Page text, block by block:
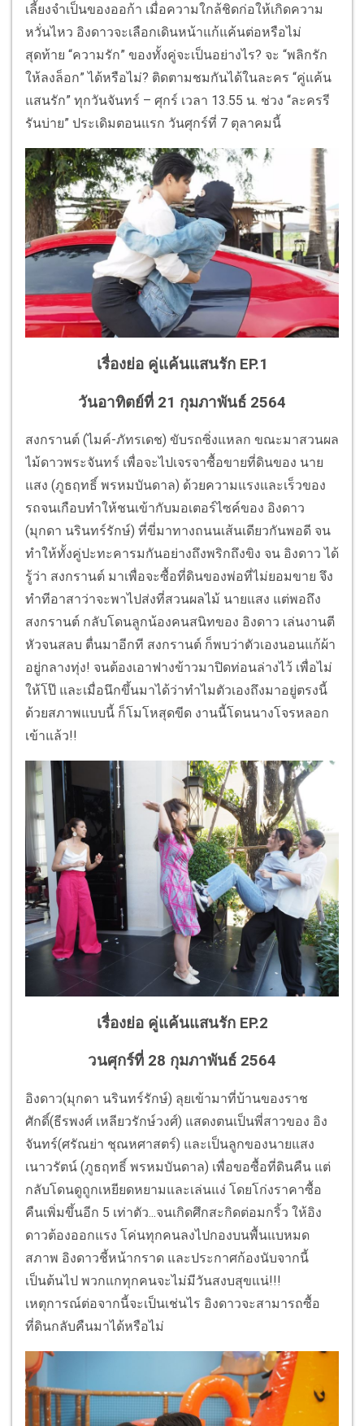
เลี้ยงจำเป็นของออก้า เมื่อความใกล้ชิดก่อให้เกิดความ
หวั่นไหว อิงดาวจะเลือกเดินหน้าแก้แค้นต่อหรือไม่
สุดท้าย “ความรัก” ของทั้งคู่จะเป็นอย่างไร? จะ “พลิกรัก
ให้ลงล็อก” ได้หรือไม่? ติดตามชมกันได้ในละคร “คู่แค้น
แสนรัก” ทุกวันจันทร์ – ศุกร์ เวลา 13.55 น. ช่วง “ละครรี
รันบ่าย” ประเดิมตอนแรก วันศุกร์ที่ 7 ตุลาคมนี้
เรื่องย่อ คู่แค้นแสนรัก EP.1
วันอาทิตย์ที่ 21 กุมภาพันธ์ 2564
สงกรานต์ (ไมค์-ภัทรเดช) ขับรถซิ่งแหลก ขณะมาสวนผล
ไม้ดาวพระจันทร์ เพื่อจะไปเจรจาซื้อขายที่ดินของ นาย
แสง (ภูธฤทธิ์ พรหมบันดาล) ด้วยความแรงและเร็วของ
รถจนเกือบทำให้ชนเข้ากับมอเตอร์ไซค์ของ อิงดาว
(มุกดา นรินทร์รักษ์) ที่ขี่มาทางถนนเส้นเดียวกันพอดี จน
ทำให้ทั้งคู่ปะทะคารมกันอย่างถึงพริกถึงขิง จน อิงดาว ได้
รู้ว่า สงกรานต์ มาเพื่อจะซื้อที่ดินของพ่อที่ไม่ยอมขาย จึง
ทำทีอาสาว่าจะพาไปส่งที่สวนผลไม้ นายแสง แต่พอถึง
สงกรานต์ กลับโดนลูกน้องคนสนิทของ อิงดาว เล่นงานตี
หัวจนสลบ ตื่นมาอีกที สงกรานต์ ก็พบว่าตัวเองนอนแก้ผ้า
อยู่กลางทุ่ง! จนต้องเอาฟางข้าวมาปิดท่อนล่างไว้ เพื่อไม่
ให้โป๊ และเมื่อนึกขึ้นมาได้ว่าทำไมตัวเองถึงมาอยู่ตรงนี้
ด้วยสภาพแบบนี้ ก็โมโหสุดขีด งานนี้โดนนางโจรหลอก
เข้าแล้ว!!
เรื่องย่อ คู่แค้นแสนรัก EP.2
วนศุกร์ที่ 28 กุมภาพันธ์ 2564
อิงดาว(มุกดา นรินทร์รักษ์) ลุยเข้ามาที่บ้านของราช
ศักดิ์(ธีรพงศ์ เหลียวรักษ์วงศ์) แสดงตนเป็นพี่สาวของ อิง
จันทร์(ศรัณย่า ชุณหศาสตร์) และเป็นลูกของนายแสง
เนาวรัตน์ (ภูธฤทธิ์ พรหมบันดาล) เพื่อขอซื้อที่ดินคืน แต่
กลับโดนดูถูกเหยียดหยามและเล่นแง่ โดยโก่งราคาซื้อ
คืนเพิ่มขึ้นอีก 5 เท่าตัว...จนเกิดศึกสะกิดต่อมกริ้ว ให้อิง
ดาวต้องออกแรง โค่นทุกคนลงไปกองบนพื้นแบหมด
สภาพ อิงดาวชี้หน้ากราด และประกาศก้องนับจากนี้
เป็นต้นไป พวกแกทุกคนจะไม่มีวันสงบสุขแน่!!!
เหตุการณ์ต่อจากนี้จะเป็นเช่นไร อิงดาวจะสามารถซื้อ
ที่ดินกลับคืนมาได้หรือไม่